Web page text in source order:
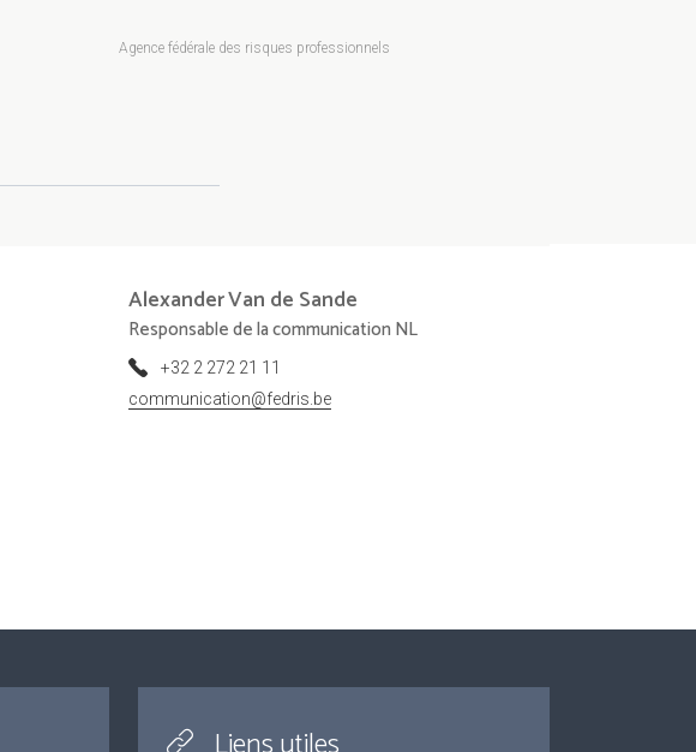
Agence fédérale des risques professionnels
AlexanderVan de Sande
Responsable de la communication NL
+32 2 272 21 11
communication@fedris.be